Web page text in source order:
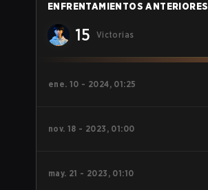
ENFRENTAMIENTOS ANTERIORES
15 Victorias
ene. 10 - 2024, 01:25
nov. 18 - 2023, 01:00
may. 21 - 2023, 01:10